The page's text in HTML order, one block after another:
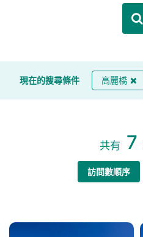
現在的搜尋條件 高麗橋
共有 7
訪問數順序